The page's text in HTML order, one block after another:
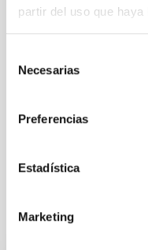
partir del uso que
Necesarias
Preferencias
Estadística
Marketing
TIPO DE NOTICIA
NOTA DE PRENSA
DIVULGACIÓN
Otras noticias